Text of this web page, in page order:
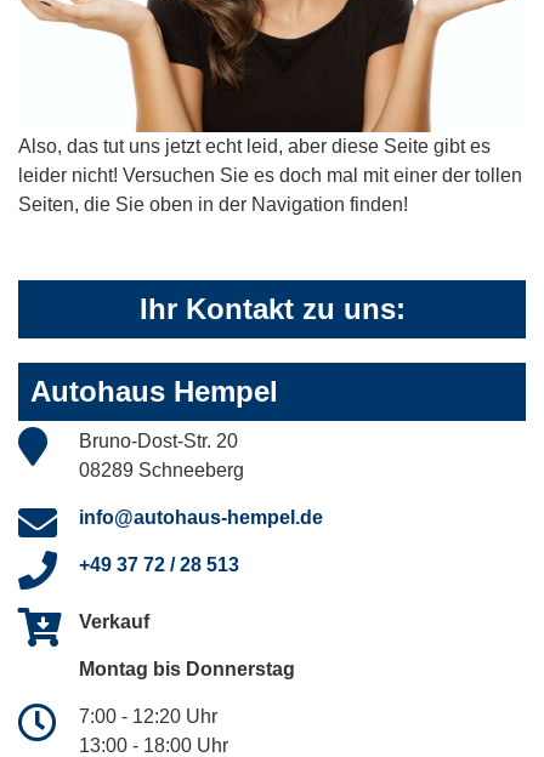
Also, das tut uns jetzt echt leid, aber diese Seite gibt es
leider nicht! Versuchen Sie es doch mal mit einer der tollen
Seiten, die Sie oben in der Navigation finden!
Ihr Kontakt zu uns:
Autohaus Hempel
Bruno-Dost-Str. 20
08289 Schneeberg
info@autohaus-hempel.de
+49 37 72 / 28 513
Verkauf
Montag bis Donnerstag
7:00 - 12:20 Uhr
13:00 - 18:00 Uhr